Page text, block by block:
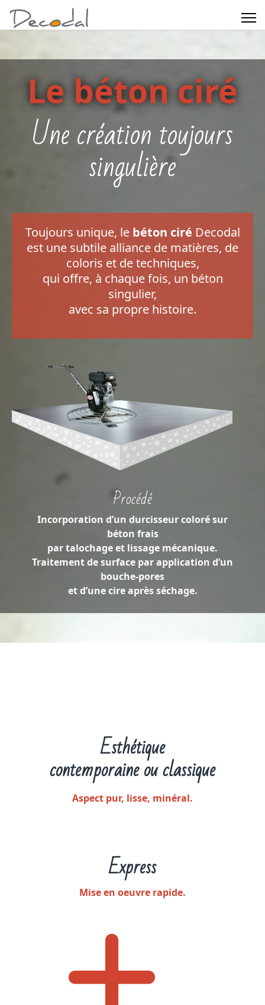
Le béton ciré
Une création toujours
singulière
Toujours unique, le béton ciré Decodal
est une subtile alliance de matières, de
coloris et de techniques,
qui offre, à chaque fois, un béton
singulier,
avec sa propre histoire.
Procédé
Incorporation d’un durcisseur coloré sur
béton frais
par talochage et lissage mécanique.
Traitement de surface par application d’un
bouche-pores
et d’une cire après séchage.
Esthétique
contemporaine ou classique
Aspect pur, lisse, minéral.
Express
Mise en oeuvre rapide.